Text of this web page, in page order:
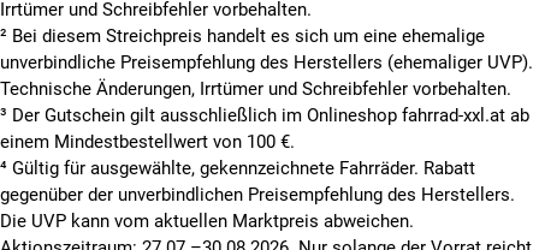
Irrtümer und Schreibfehler vorbehalten.
² Bei diesem Streichpreis handelt es sich um eine ehemalige
unverbindliche Preisempfehlung des Herstellers (ehemaliger UVP).
Technische Änderungen, Irrtümer und Schreibfehler vorbehalten.
³ Der Gutschein gilt ausschließlich im Onlineshop fahrrad-xxl.at ab
einem Mindestbestellwert von 100 €.
⁴ Gültig für ausgewählte, gekennzeichnete Fahrräder. Rabatt
gegenüber der unverbindlichen Preisempfehlung des Herstellers.
Die UVP kann vom aktuellen Marktpreis abweichen.